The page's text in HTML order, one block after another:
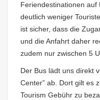
Feriendestinationen auf
deutlich weniger
ist sicher, dass die
und die Anfahrt daher
zudem nur zwischen 5
Der Bus lädt uns direkt
Center” ab. Dort gilt es
Tourism Gebühr zu